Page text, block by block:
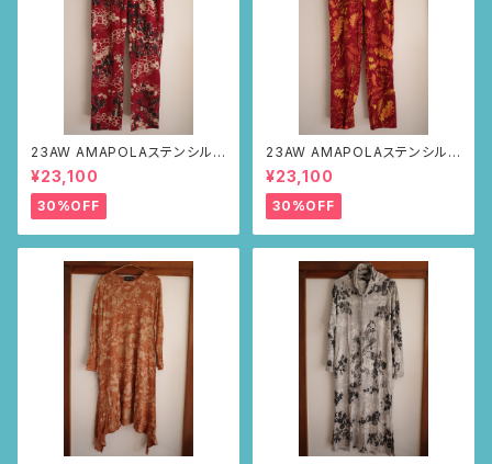
23AW AMAPOLAステンシルパ
ンツ(ボルドー・サボテンの山道
柄)
¥23,100
30%OFF
23AW AMAPOLAステンシルパ
ンツ(ボルドー・リーフ柄)
¥23,100
30%OFF